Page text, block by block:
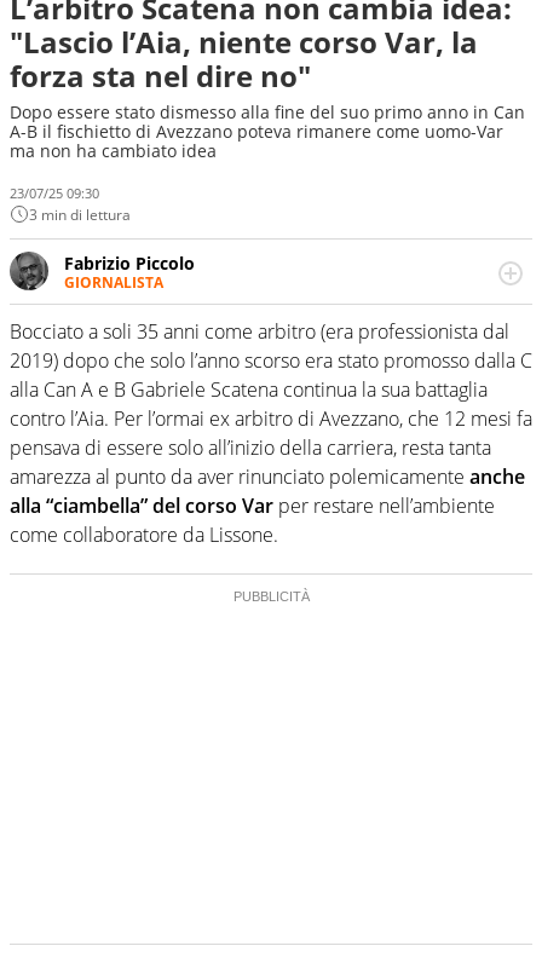
"Lascio l’Aia, niente corso Var, la
forza sta nel dire no"
Dopo essere stato dismesso alla fine del suo primo anno in Can
A-B il fischietto di Avezzano poteva rimanere come uomo-Var
ma non ha cambiato idea
23/07/25 09:30
3 min di lettura
Fabrizio Piccolo
GIORNALISTA
Nella sua carriera ha seguito numerose manifestazioni
sportive e collaborato con agenzie e testate. Esperienza,
competenza, conoscenza e memoria storica. Si occupa
prevalentemente di calcio
Bocciato a soli 35 anni come arbitro (era professionista dal
2019) dopo che solo l’anno scorso era stato promosso dalla C
alla Can A e B Gabriele Scatena continua la sua battaglia
contro l’Aia. Per l’ormai ex arbitro di Avezzano, che 12 mesi fa
pensava di essere solo all’inizio della carriera, resta tanta
amarezza al punto da aver rinunciato polemicamente anche
alla “ciambella” del corso Var per restare nell’ambiente
come collaboratore da Lissone.